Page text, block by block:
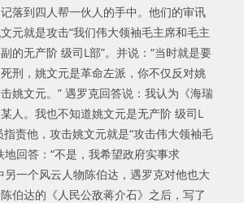
落到四人帮一伙人的手中。他们的审讯
元就是攻击“我们伟大领袖毛主席和毛主
的无产阶 级司L部”。并说：“当时就是要
刑，姚文元是革命左派，你不仅反对姚
姚文元。” 遇罗克回答说：我认为《海瑞
人。我也不知道姚文元是无产阶 级司L
责他，攻击姚文元就是“攻击伟大领袖毛
地回答：“不是，我希望政府实事求
另一个风云人物陈伯达，遇罗克对他也大
伯达的《人民公敌蒋介石》之后，写了